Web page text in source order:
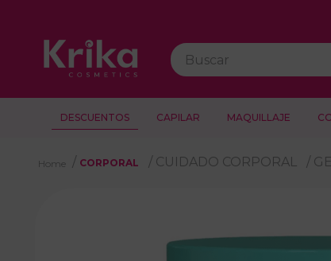
Buscar
DESCUENTOS CAPILAR MAQUILLAJE
CORPORAL CUIDADO CORPORAL